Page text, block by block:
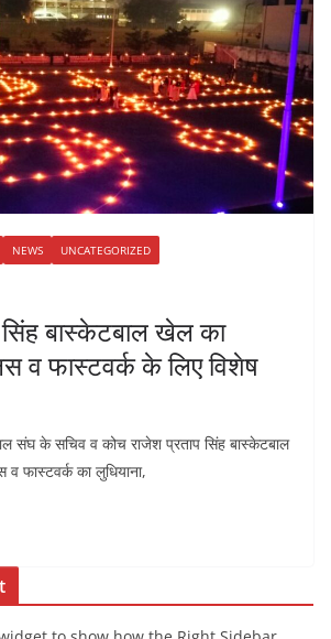
NEWS UNCATEGORIZED
बास्केटबाल खेल का
व फास्टवर्क के लिए विशेष
संघ के सचिव व कोच राजेश प्रताप सिंह बास्केटबाल
फास्टवर्क का लुधियाना,